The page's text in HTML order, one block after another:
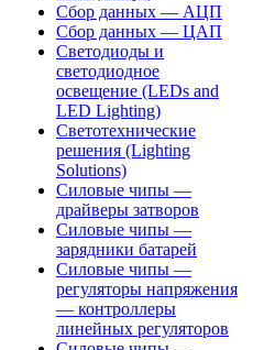
Сбор данных — АЦП
Сбор данных — ЦАП
Светодиоды и
светодиодное
освещение (LEDs and
LED Lighting)
Светотехнические
решения (Lighting
Solutions)
Силовые чипы —
драйверы затворов
Силовые чипы —
зарядники батарей
Силовые чипы —
регуляторы напряжения
— контроллеры
линейных регуляторов